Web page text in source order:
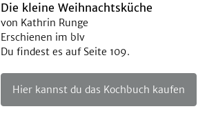
Die kleine Weihnachtsküche
von Kathrin Runge
Erschienen im blv
Du findest es auf Seite 109.
Hier kannst du das Kochbuch kaufen